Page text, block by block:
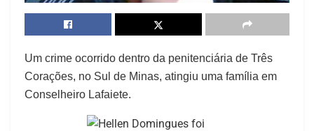
Um crime ocorrido dentro da penitenciária de Três
Corações, no Sul de Minas, atingiu uma família em
Conselheiro Lafaiete.